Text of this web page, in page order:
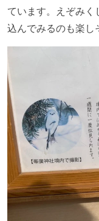
ています。えぞみ
込んでみるのも楽し